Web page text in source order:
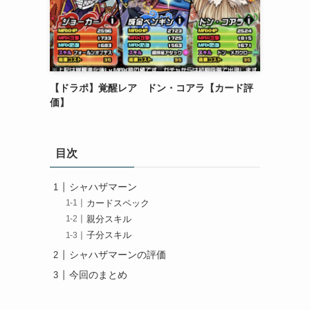
【ドラポ】覚醒レア ドン・コアラ【カード評
価】
目次
シャハザマーン
カードスペック
親分スキル
子分スキル
シャハザマーンの評価
今回のまとめ